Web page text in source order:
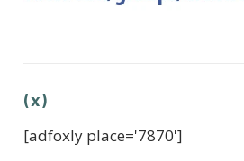
(x)
[adfoxly place='7870']